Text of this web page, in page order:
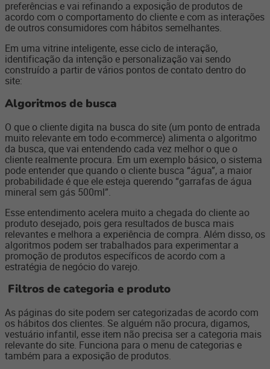
preferências e vai refinando a exposição de produtos de
acordo com o comportamento do cliente e com as interações
de outros consumidores com hábitos semelhantes.
Em uma vitrine inteligente, esse ciclo de interação,
identificação da intenção e personalização vai sendo
construído a partir de vários pontos de contato dentro do
site:
Algoritmos de busca
O que o cliente digita na busca do site (um ponto de entrada
muito relevante em todo e-commerce) alimenta o algoritmo
da busca, que vai entendendo cada vez melhor o que o
cliente realmente procura. Em um exemplo básico, o sistema
pode entender que quando o cliente busca “água”, a maior
probabilidade é que ele esteja querendo “garrafas de água
mineral sem gás 500ml”.
Esse entendimento acelera muito a chegada do cliente ao
produto desejado, pois gera resultados de busca mais
relevantes e melhora a experiência de compra. Além disso, os
algoritmos podem ser trabalhados para experimentar a
promoção de produtos específicos de acordo com a
estratégia de negócio do varejo.
Filtros de categoria e produto
As páginas do site podem ser categorizadas de acordo com
os hábitos dos clientes. Se alguém não procura, digamos,
vestuário infantil, esse item não precisa ser a categoria mais
relevante do site. Funciona para o menu de categorias e
também para a exposição de produtos.